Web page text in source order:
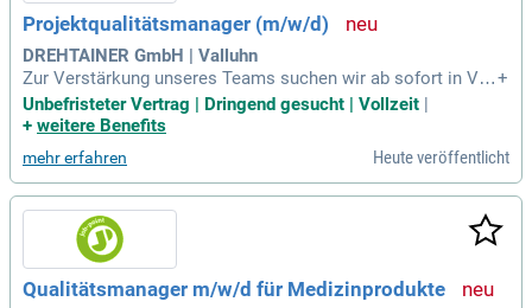
Projektqualitätsmanager (m/w/d)
DREHTAINER GmbH | Valluhn
Zur Verstärkung unseres Teams suchen wir ab sofort in Vol
lzeit einen Mitarbeiter als Projektqualitätsmanager (m/w/d).
Die Stelle ist unbefristet.
+
Unbefristeter Vertrag | Dringend gesucht | Vollzeit |
+ weitere Benefits
mehr erfahren Heute veröffentlicht
Qualitätsmanager m/w/d für Medizinprodukte